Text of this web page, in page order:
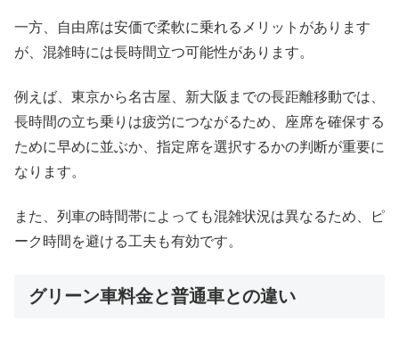
一方、自由席は安価で柔軟に乗れるメリットがあります
が、混雑時には長時間立つ可能性があります。
例えば、東京から名古屋、新大阪までの長距離移動では、
長時間の立ち乗りは疲労につながるため、座席を確保する
ために早めに並ぶか、指定席を選択するかの判断が重要に
なります。
また、列車の時間帯によっても混雑状況は異なるため、ピ
ーク時間を避ける工夫も有効です。
グリーン車料金と普通車との違い